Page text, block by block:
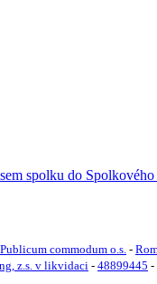
Publicum commodum o.s. -
z.s. v likvidaci- 48899445 -